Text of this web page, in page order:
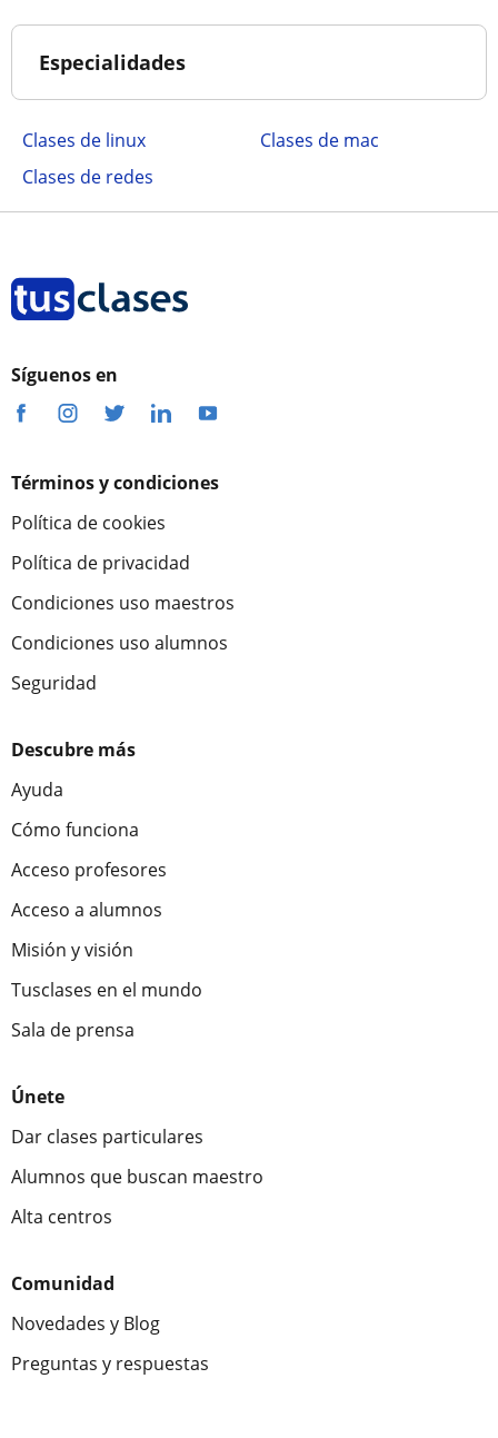
Especialidades
Clases de linux
Clases de mac
Clases de redes
Síguenos en
Términos y condiciones
Política de cookies
Política de privacidad
Condiciones uso maestros
Condiciones uso alumnos
Seguridad
Descubre más
Ayuda
Cómo funciona
Acceso profesores
Acceso a alumnos
Misión y visión
Tusclases en el mundo
Sala de prensa
Únete
Dar clases particulares
Alumnos que buscan maestro
Alta centros
Comunidad
Novedades y Blog
Preguntas y respuestas